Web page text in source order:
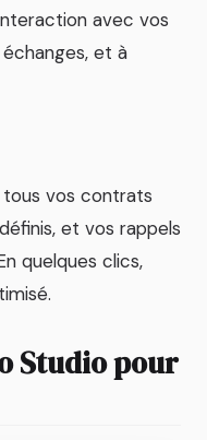
avec vos
et à
tous vos contrats
et vos rappels
quelques clics,
Studio pour